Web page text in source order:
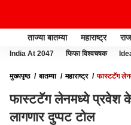
ताज्या बातम्या महाराष्ट्र
India At 2047 फिफा विश्वचषक
मुख्यपृष्ठ बातम्या महाराष्ट्र
फास्टटॅग
फास्टटॅग लेनमध्ये प्रवेश
लागणार दुप्पट टोल